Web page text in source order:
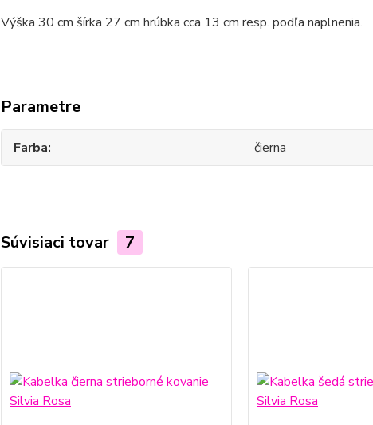
Výška 30 cm šírka 27 cm hrúbka cca 13 cm resp. podľa naplnenia.
Parametre
Farba čierna
Súvisiaci tovar 7